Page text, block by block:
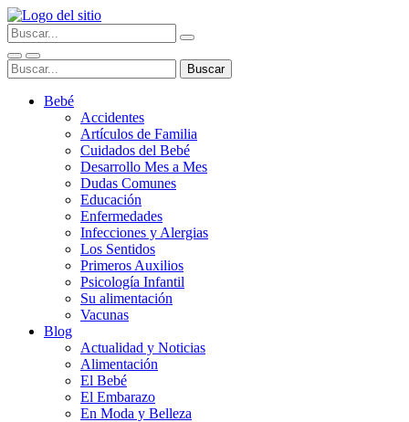
Bebé
Accidentes
Artículos de Familia
Cuidados del Bebé
Desarrollo Mes a Mes
Dudas Comunes
Educación
Enfermedades
Infecciones y Alergias
Los Sentidos
Primeros Auxilios
Psicología Infantil
Su alimentación
Vacunas
Blog
Actualidad y Noticias
Alimentación
El Bebé
El Embarazo
En Moda y Belleza